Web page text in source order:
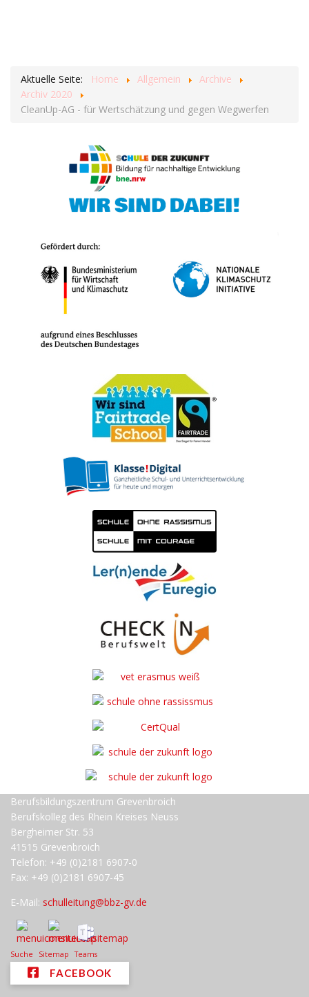
Aktuelle Seite: Home Allgemein
Archive
Archiv 2020
CleanUp-AG - für Wertschätzung und gegen Wegwerfen
Berufsbildungszentrum Grevenbroich
Berufskolleg des Rhein Kreises Neuss
Bergheimer Str. 53
41515 Grevenbroich
Telefon: +49 (0)2181 6907-0
Fax: +49 (0)2181 6907-45
E-Mail: schulleitung@bbz-gv.de
Suche Sitemap Teams
FACEBOOK